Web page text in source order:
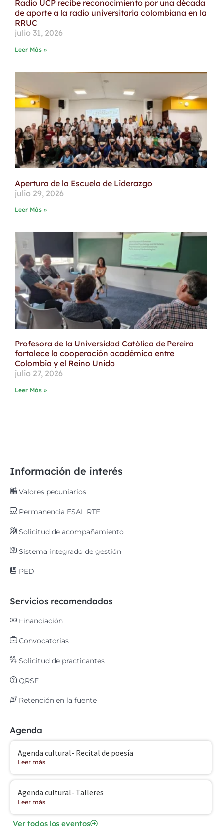
Radio UCP recibe reconocimiento por una década
de aporte a la radio universitaria colombiana en la
RRUC
julio 31, 2026
Leer Más »
Apertura de la Escuela de Liderazgo
julio 29, 2026
Leer Más »
Profesora de la Universidad Católica de Pereira
fortalece la cooperación académica entre
Colombia y el Reino Unido
julio 27, 2026
Leer Más »
Información de interés
Valores pecuniarios
Permanencia ESAL RTE
Solicitud de acompañamiento
Sistema integrado de gestión
PED
Servicios recomendados
Financiación
Convocatorias
Solicitud de practicantes
QRSF
Retención en la fuente
Agenda
Agenda cultural- Recital de poesía
Leer más
Agenda cultural- Talleres
Leer más
Ver todos los eventos